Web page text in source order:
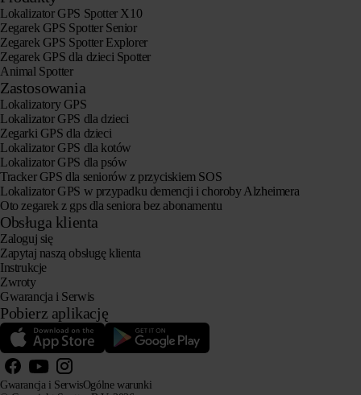
Lokalizator GPS Spotter X10
Zegarek GPS Spotter Senior
Zegarek GPS Spotter Explorer
Zegarek GPS dla dzieci Spotter
Animal Spotter
Zastosowania
Lokalizatory GPS
Lokalizator GPS dla dzieci
Zegarki GPS dla dzieci
Lokalizator GPS dla kotów
Lokalizator GPS dla psów
Tracker GPS dla seniorów z przyciskiem SOS
Lokalizator GPS w przypadku demencji i choroby Alzheimera
Oto zegarek z gps dla seniora bez abonamentu
Obsługa klienta
Zaloguj się
Zapytaj naszą obsługę klienta
Instrukcje
Zwroty
Gwarancja i Serwis
Pobierz aplikację
Gwarancja i SerwisOgólne warunki